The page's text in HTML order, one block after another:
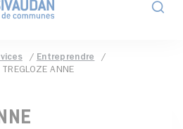
Entreprendre
TREGLOZE ANNE